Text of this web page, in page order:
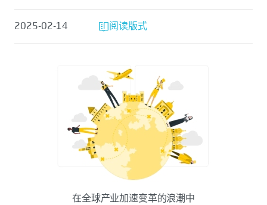
2025-02-14 阅读版式
在全球产业加速变革的浪潮中